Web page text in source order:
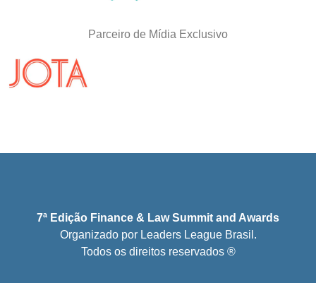
Parceiro de Mídia Exclusivo
7ª Edição Finance & Law Summit and Awards
Organizado por Leaders League Brasil.
Todos os direitos reservados ®